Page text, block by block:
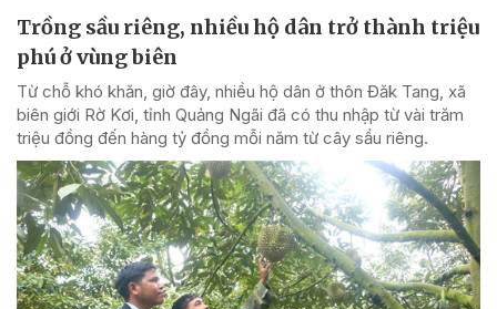
Trồng sầu riêng, nhiều hộ dân trở thành triệu
phú ở vùng biên
Từ chỗ khó khăn, giờ đây, nhiều hộ dân ở thôn Đăk Tang, xã
biên giới Rờ Kơi, tỉnh Quảng Ngãi đã có thu nhập từ vài trăm
triệu đồng đến hàng tỷ đồng mỗi năm từ cây sầu riêng.